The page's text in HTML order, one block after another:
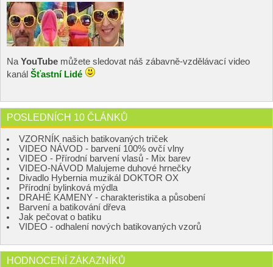
NaYouTube můžete sledovat náš zábavně-vzdělávací video
kanál Šťastní Lidé
POSLEDNÍCH 10 ČLÁNKŮ
VZORNÍK našich batikovaných triček
VIDEO NÁVOD - barvení 100% ovčí vlny
VIDEO - Přírodní barvení vlasů - Mix barev
VIDEO-NÁVOD Malujeme duhové hrnečky
Divadlo Hybernia muzikál DOKTOR OX
Přírodní bylinková mýdla
DRAHÉ KAMENY - charakteristika a působení
Barvení a batikování dřeva
Jak pečovat o batiku
VIDEO - odhalení nových batikovaných vzorů
HODNOCENÍ ZÁKAZNÍKŮ